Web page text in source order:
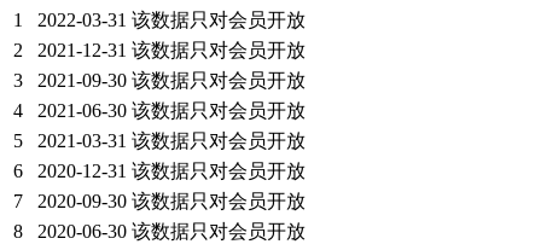
1
2022-03-31 该数据只对会员开放
2
2021-12-31 该数据只对会员开放
3
2021-09-30 该数据只对会员开放
4
2021-06-30 该数据只对会员开放
5
2021-03-31 该数据只对会员开放
6
2020-12-31 该数据只对会员开放
7
2020-09-30 该数据只对会员开放
8
2020-06-30 该数据只对会员开放